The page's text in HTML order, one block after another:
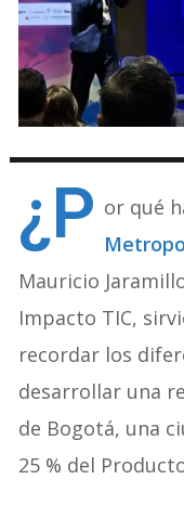
¿P or qué
Mauricio
Impacto TIC,
recordar los
desarrollar una
de Bogotá, una
25 % del